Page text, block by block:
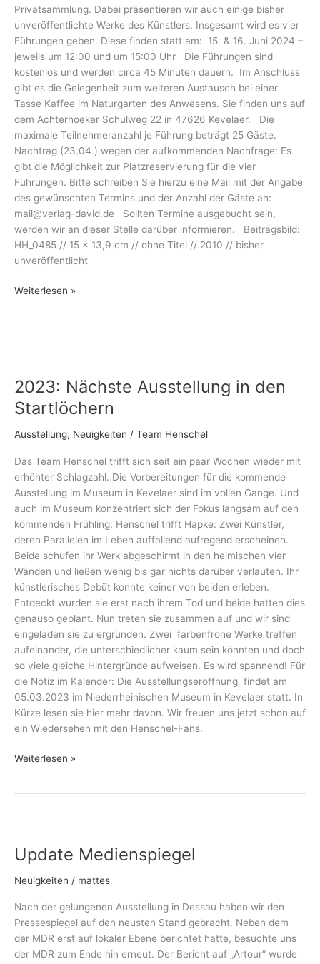
Privatsammlung. Dabei präsentieren wir auch einige bisher
unveröffentlichte Werke des Künstlers. Insgesamt wird es vier
Führungen geben. Diese finden statt am: 15. & 16. Juni 2024 –
jeweils um 12:00 und um 15:00 Uhr Die Führungen sind
kostenlos und werden circa 45 Minuten dauern. Im Anschluss
gibt es die Gelegenheit zum weiteren Austausch bei einer
Tasse Kaffee im Naturgarten des Anwesens. Sie finden uns auf
dem Achterhoeker Schulweg 22 in 47626 Kevelaer. Die
maximale Teilnehmeranzahl je Führung beträgt 25 Gäste.
Nachtrag (23.04.) wegen der aufkommenden Nachfrage: Es
gibt die Möglichkeit zur Platzreservierung für die vier
Führungen. Bitte schreiben Sie hierzu eine Mail mit der Angabe
des gewünschten Termins und der Anzahl der Gäste an:
mail@verlag-david.de Sollten Termine ausgebucht sein,
werden wir an dieser Stelle darüber informieren. Beitragsbild:
HH_0485 // 15 x 13,9 cm // ohne Titel // 2010 // bisher
unveröffentlicht
Weiterlesen »
2023: Nächste Ausstellung in den
Startlöchern
Ausstellung, Neuigkeiten / Team Henschel
Das Team Henschel trifft sich seit ein paar Wochen wieder mit
erhöhter Schlagzahl. Die Vorbereitungen für die kommende
Ausstellung im Museum in Kevelaer sind im vollen Gange. Und
auch im Museum konzentriert sich der Fokus langsam auf den
kommenden Frühling. Henschel trifft Hapke: Zwei Künstler,
deren Parallelen im Leben auffallend aufregend erscheinen.
Beide schufen ihr Werk abgeschirmt in den heimischen vier
Wänden und ließen wenig bis gar nichts darüber verlauten. Ihr
künstlerisches Debüt konnte keiner von beiden erleben.
Entdeckt wurden sie erst nach ihrem Tod und beide hatten dies
genauso geplant. Nun treten sie zusammen auf und wir sind
eingeladen sie zu ergründen. Zwei farbenfrohe Werke treffen
aufeinander, die unterschiedlicher kaum sein könnten und doch
so viele gleiche Hintergründe aufweisen. Es wird spannend! Für
die Notiz im Kalender: Die Ausstellungseröffnung findet am
05.03.2023 im Niederrheinischen Museum in Kevelaer statt. In
Kürze lesen sie hier mehr davon. Wir freuen uns jetzt schon auf
ein Wiedersehen mit den Henschel-Fans.
Ausstellung
in
den
Startlöchern
Weiterlesen »
Update Medienspiegel
Neuigkeiten / mattes
Nach der gelungenen Ausstellung in Dessau haben wir den
Pressespiegel auf den neusten Stand gebracht. Neben dem
der MDR erst auf lokaler Ebene berichtet hatte, besuchte uns
der MDR zum Ende hin erneut. Der Bericht auf „Artour“ wurde